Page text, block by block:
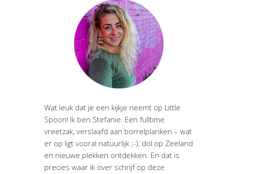
Wat leuk dat je een kijkje neemt op Little
Spoon! Ik ben Stefanie. Een fulltime
vreetzak, verslaafd aan borrelplanken – wat
er op ligt vooral natuurlijk ;-), dol op Zeeland
en nieuwe plekken ontdekken. En dat is
precies waar ik over schrijf op deze